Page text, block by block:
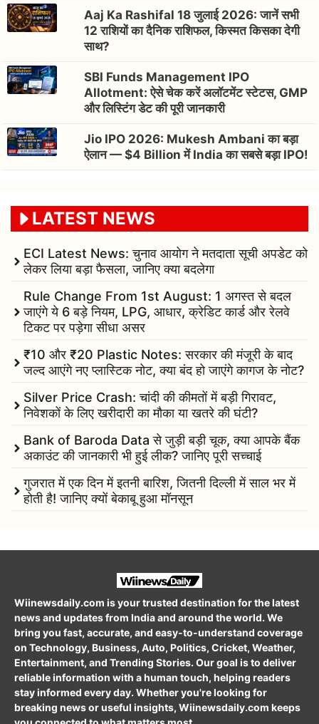
Aaj Ka Rashifal 18 जुलाई 2026: जानें सभी
12 राशियों का दैनिक राशिफल, किस्मत किसका देगी
साथ?
SBI Funds Management IPO
Allotment: ऐसे चेक करें अलॉटमेंट स्टेटस, GMP
और लिस्टिंग डेट की पूरी जानकारी
Jio IPO 2026: Mukesh Ambani का बड़ा
ऐलान — $4 Billion में India का सबसे बड़ा IPO!
LATEST NEWS
ECI Latest News: चुनाव आयोग ने मतदाता सूची अपडेट को
लेकर लिया बड़ा फैसला, जानिए क्या बदलेगा
Rule Change From 1st August: 1 अगस्त से बदल
जाएंगे ये 6 बड़े नियम, LPG, आधार, क्रेडिट कार्ड और रेलवे
टिकट पर पड़ेगा सीधा असर
₹10 और ₹20 Plastic Notes: सरकार की मंजूरी के बाद
जल्द आएंगे नए प्लास्टिक नोट, क्या बंद हो जाएंगे कागज के नोट?
Silver Price Crash: चांदी की कीमतों में बड़ी गिरावट,
निवेशकों के लिए खरीदारी का मौका या खतरे की घंटी?
Bank of Baroda Data से जुड़ी बड़ी चूक, क्या आपके बैंक
अकाउंट की जानकारी भी हुई लीक? जानिए पूरी सच्चाई
गुजरात में एक दिन में इतनी बारिश, जितनी दिल्ली में साल भर में
होती है! जानिए क्यों बेकाबू हुआ मॉनसून
Wiinewsdaily.com is your trusted destination for the latest
news and updates from India and around the world. We
bring you fast, accurate, and easy-to-understand coverage
on Technology, Business, Auto, Politics, Cricket, Weather,
Entertainment, and Trending Stories. Our goal is to deliver
reliable information with a human touch, helping readers
stay informed every day. Whether you're looking for
breaking news or useful insights, Wiinewsdaily.com keeps